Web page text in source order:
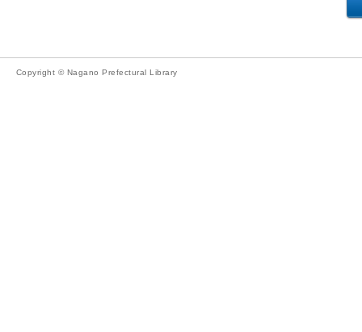
Copyright © Nagano Prefectural Library